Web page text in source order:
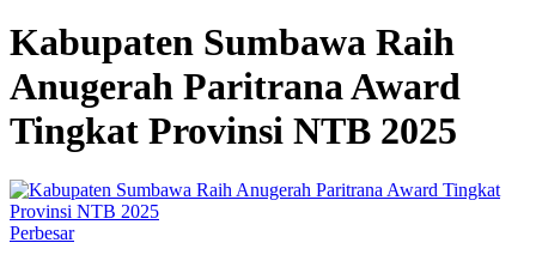
Kabupaten Sumbawa Raih
Anugerah Paritrana Award
Tingkat Provinsi NTB 2025
Perbesar